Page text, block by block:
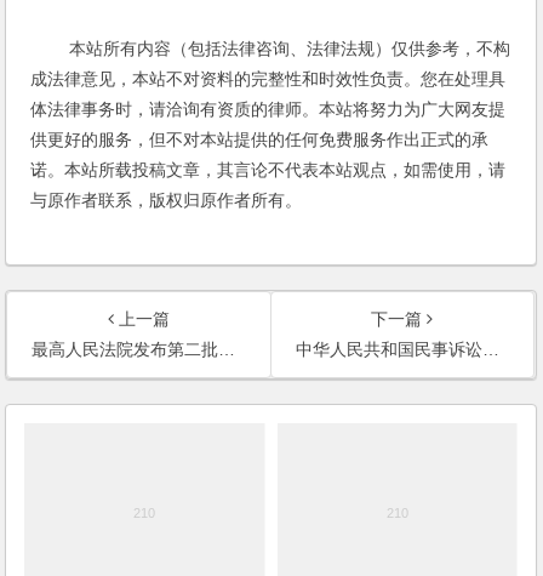
本站所有内容（包括法律咨询、法律法规）仅供参考，不构
成法律意见，本站不对资料的完整性和时效性负责。您在处理具
体法律事务时，请洽询有资质的律师。本站将努力为广大网友提
供更好的服务，但不对本站提供的任何免费服务作出正式的承
诺。本站所载投稿文章，其言论不代表本站观点，如需使用，请
与原作者联系，版权归原作者所有。
上一篇
最高人民法院发布第二批指导性案例
下一篇
中华人民共和国民事诉讼法(2012)